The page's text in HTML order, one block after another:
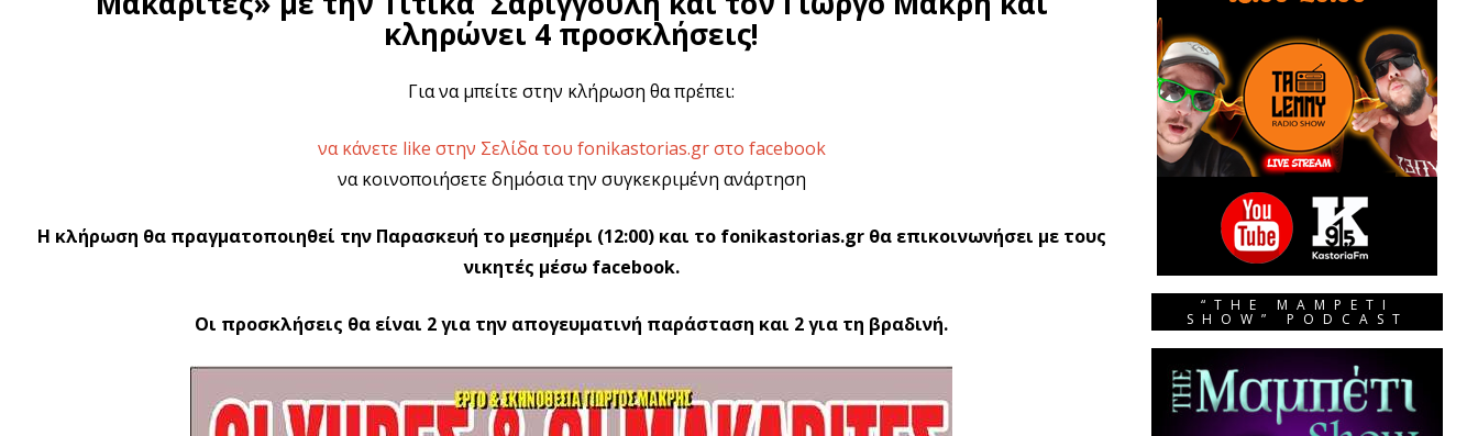
κληρώνει 4 προσκλήσεις!
Για να μπείτε στην κλήρωση θα πρέπει:
να κάνετε like στην Σελίδα του fonikastorias.gr στο facebook
να κοινοποιήσετε δημόσια την συγκεκριμένη ανάρτηση
Η κλήρωση θα πραγματοποιηθεί την Παρασκευή το μεσημέρι (12:00) και το fonikastorias.gr θα επικοινωνήσει με τους
νικητές μέσω facebook.
Οι προσκλήσεις θα είναι 2 για την απογευματινή παράσταση και 2 για τη βραδινή.
“THE MAMPETI
SHOW” PODCAST